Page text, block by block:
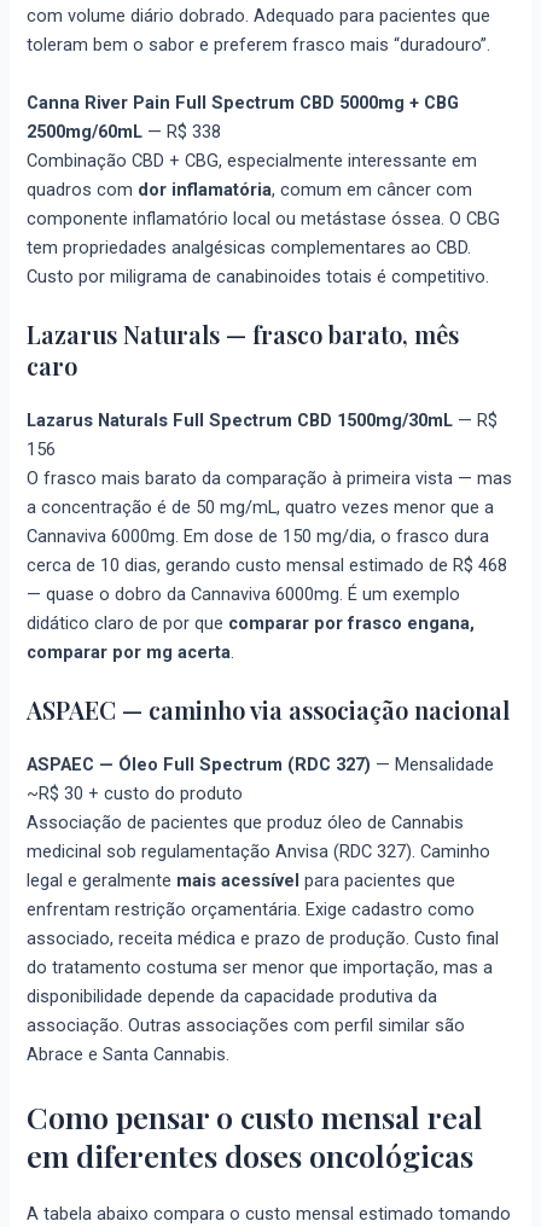
com volume diário dobrado. Adequado para pacientes que
toleram bem o sabor e preferem frasco mais “duradouro”.
Canna River Pain Full Spectrum CBD 5000mg + CBG
2500mg/60mL —R$ 338
Combinação CBD + CBG, especialmente interessante em
quadros com dor inflamatória, comum em câncer com
componente inflamatório local ou metástase óssea. O CBG
tem propriedades analgésicas complementares ao CBD.
Custo por miligrama de canabinoides totais é competitivo.
Lazarus Naturals — frasco barato, mês
caro
Lazarus Naturals Full Spectrum CBD 1500mg/30mL —R$
156
O frasco mais barato da comparação à primeira vista — mas
a concentração é de 50 mg/mL, quatro vezes menor que a
Cannaviva 6000mg. Em dose de 150 mg/dia, o frasco dura
cerca de 10 dias, gerando custo mensal estimado de R$ 468
— quase o dobro da Cannaviva 6000mg. É um exemplo
didático claro de por que comparar por frasco engana,
comparar por mg acerta.
ASPAEC — caminho via associação nacional
ASPAEC — Óleo Full Spectrum (RDC 327) —Mensalidade
~R$ 30 + custo do produto
Associação de pacientes que produz óleo de Cannabis
medicinal sob regulamentação Anvisa (RDC 327). Caminho
legal e geralmente mais acessível para pacientes que
enfrentam restrição orçamentária. Exige cadastro como
associado, receita médica e prazo de produção. Custo final
do tratamento costuma ser menor que importação, mas a
disponibilidade depende da capacidade produtiva da
associação. Outras associações com perfil similar são
Abrace e Santa Cannabis.
Como pensar o custo mensal real
em diferentes doses oncológicas
A tabela abaixo compara o custo mensal estimado tomando